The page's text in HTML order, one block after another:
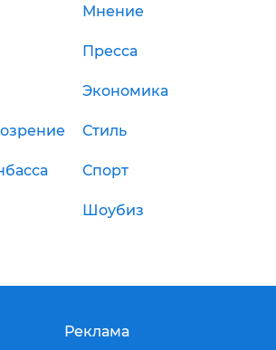
Мнение
Пресса
Экономика
Стиль
Спорт
Шоубиз
Реклама